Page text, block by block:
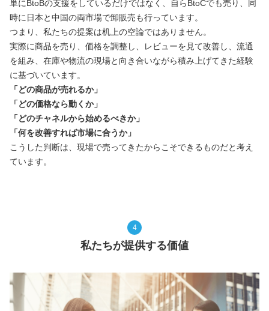
単にBtoBの支援をしているだけではなく、自らBtoCでも売り、同
時に日本と中国の両市場で卸販売も行っています。
つまり、私たちの提案は机上の空論ではありません。
実際に商品を売り、価格を調整し、レビューを見て改善し、流通
を組み、在庫や物流の現場と向き合いながら積み上げてきた経験
に基づいています。
「どの商品が売れるか」
「どの価格なら動くか」
「どのチャネルから始めるべきか」
「何を改善すれば市場に合うか」
こうした判断は、現場で売ってきたからこそできるものだと考え
ています。
4
私たちが提供する価値